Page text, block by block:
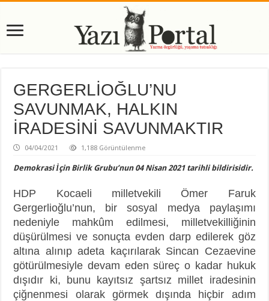
GERGERLİOĞLU’NU
SAVUNMAK, HALKIN
İRADESİNİ SAVUNMAKTIR
04/04/2021 1,188 Görüntülenme
Demokrasi İçin Birlik Grubu’nun 04 Nisan 2021 tarihli bildirisidir.
HDP Kocaeli milletvekili Ömer Faruk
Gergerlioğlu’nun, bir sosyal medya paylaşımı
nedeniyle mahkûm edilmesi, milletvekilliğinin
düşürülmesi ve sonuçta evden darp edilerek göz
altına alınıp adeta kaçırılarak Sincan Cezaevine
götürülmesiyle devam eden süreç o kadar hukuk
dışıdır ki, bunu kayıtsız şartsız millet iradesinin
çiğnenmesi olarak görmek dışında hiçbir adım